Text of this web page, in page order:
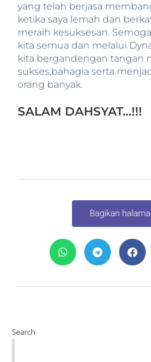
yang telah berjasa
ketika saya lemah dan
meraih kesuksesan.
kita semua dan melalui
kita bergandengan tangan
sukses,bahagia serta
orang banyak.
SALAM DAHSYAT…!!!
Bagikan
Search